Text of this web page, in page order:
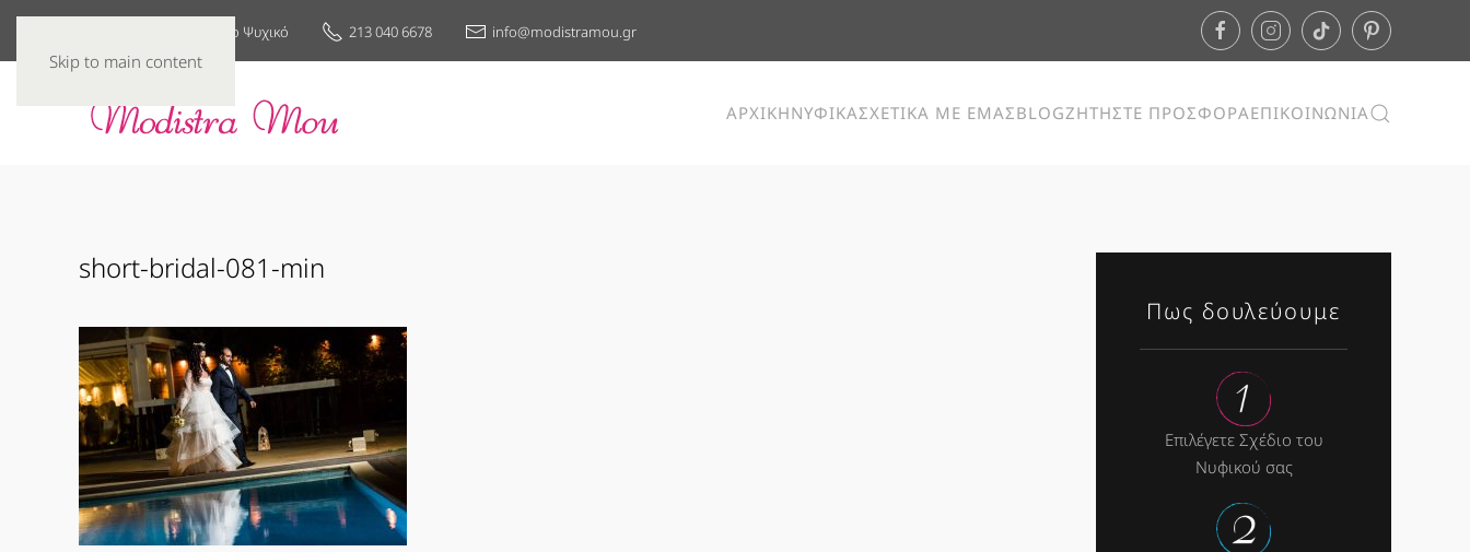
Skip to main content
25ης Μαρτίου 7, Νέο Ψυχικό 213 040 6678 info@modistramou.gr
ΑΡΧΙΚΗΝΥΦΙΚΑΣΧΕΤΙΚΑ ΜΕ ΕΜΑΣBLOGΖΗΤΗΣΤΕ ΠΡΟΣΦΟΡΑΕΠΙΚΟΙΝΩΝΙΑ
short-bridal-081-min
Πως δουλεύουμε
Επιλέγετε Σχέδιο του
Νυφικού σας